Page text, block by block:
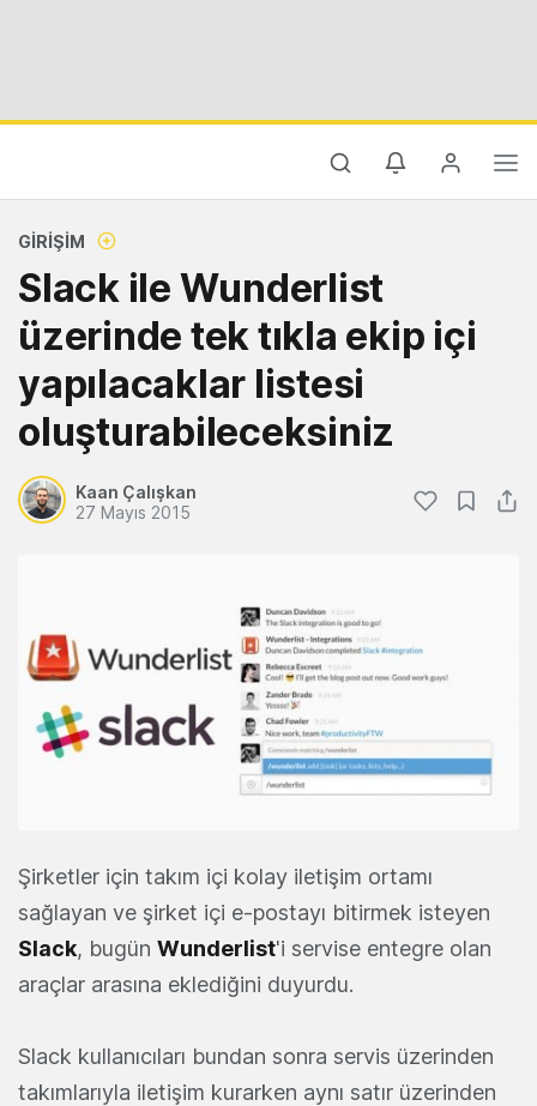
GIRIŞIM
Slack ile Wunderlist
üzerinde tek tıkla ekip içi
yapılacaklar listesi
oluşturabileceksiniz
Kaan Çalışkan
27 Mayıs 2015
Şirketler için takım içi kolay iletişim ortamı
sağlayan ve şirket içi e-postayı bitirmek isteyen
Slack, bugün Wunderlist'i servise entegre olan
araçlar arasına eklediğini duyurdu.
Slack kullanıcıları bundan sonra servis üzerinden
takımlarıyla iletişim kurarken aynı satır üzerinden